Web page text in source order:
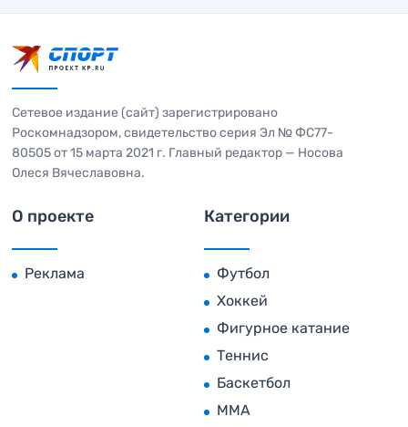
Сетевое издание (сайт) зарегистрировано
Роскомнадзором, свидетельство серия Эл № ФС77-
80505 от 15 марта 2021 г. Главный редактор — Носова
Олеся Вячеславовна.
О проекте
Реклама
Категории
Футбол
Хоккей
Фигурное катание
Теннис
Баскетбол
MMA